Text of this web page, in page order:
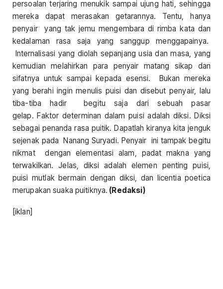
persoalan terjaring menukik sampai ujung hati, sehingga
mereka dapat merasakan getarannya. Tentu, hanya
penyair yang tak jemu mengembara di rimba kata dan
kedalaman rasa saja yang sanggup menggapainya.
Internalisasi yang diolah sepanjang usia dan masa, yang
kemudian melahirkan para penyair matang sikap dan
sifatnya untuk sampai kepada esensi. Bukan mereka
yang berahi ingin menulis puisi dan disebut penyair, lalu
tiba-tiba hadir begitu saja dari sebuah pasar
gelap. Faktor determinan dalam puisi adalah diksi. Diksi
sebagai penanda rasa puitik. Dapatlah kiranya kita jenguk
sejenak pada Nanang Suryadi. Penyair ini tampak begitu
nikmat dengan elementasi alam, padat makna yang
terwakilkan. Jelas, diksi adalah elemen penting puisi,
puisi mutlak bermain dengan diksi, dan licentia poetica
merupakan suaka puitiknya. (Redaksi)
[iklan]